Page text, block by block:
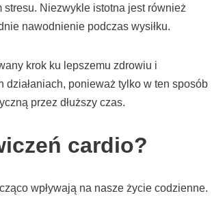
Niezwykle istotna jest również
nawodnienie podczas wysiłku.
krok ku lepszemu zdrowiu i
działaniach, ponieważ tylko w ten sposób
przez dłuższy czas.
cardio?
wpływają na nasze życie codzienne.